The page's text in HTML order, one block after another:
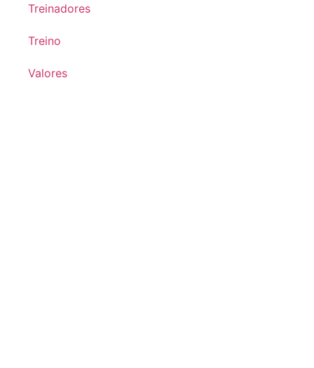
Treinadores
Treino
Valores